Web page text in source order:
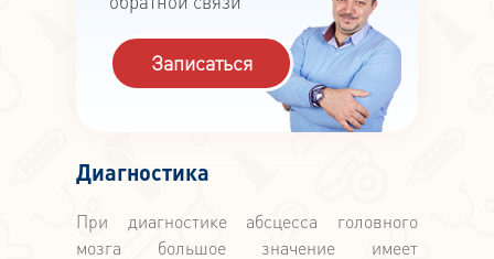
Записаться
Диагностика
При диагностике абсцесса головного
мозга большое значение имеет